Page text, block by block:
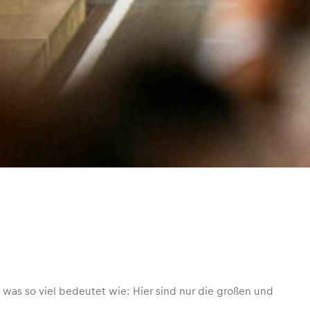
was so viel bedeutet wie: Hier sind nur die großen und